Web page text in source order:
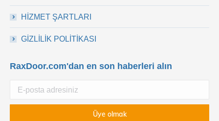
HİZMET ŞARTLARI
GİZLİLİK POLİTİKASI
RaxDoor.com'dan en son haberleri alın